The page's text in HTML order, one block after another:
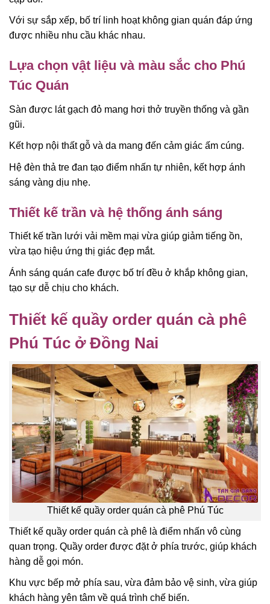
Với sự sắp xếp, bố trí linh hoạt không gian quán đáp ứng
được nhiều nhu cầu khác nhau.
Lựa chọn vật liệu và màu sắc cho Phú
Túc Quán
Sàn được lát gạch đỏ mang hơi thở truyền thống và gần
gũi.
Kết hợp nội thất gỗ và da mang đến cảm giác ấm cúng.
Hệ đèn thả tre đan tạo điểm nhấn tự nhiên, kết hợp ánh
sáng vàng dịu nhẹ.
Thiết kế trần và hệ thống ánh sáng
Thiết kế trần lưới vải mềm mại vừa giúp giảm tiếng ồn,
vừa tạo hiệu ứng thị giác đẹp mắt.
Ánh sáng quán cafe được bố trí đều ở khắp không gian,
tạo sự dễ chịu cho khách.
Thiết kế quầy order quán cà phê
Phú Túc ở Đồng Nai
Thiết kế quầy order quán cà phê Phú Túc
Thiết kế quầy order quán cà phê là điểm nhấn vô cùng
quan trọng. Quầy order được đặt ở phía trước, giúp khách
hàng dễ gọi món.
Khu vực bếp mở phía sau, vừa đảm bảo vệ sinh, vừa giúp
khách hàng yên tâm về quá trình chế biến.